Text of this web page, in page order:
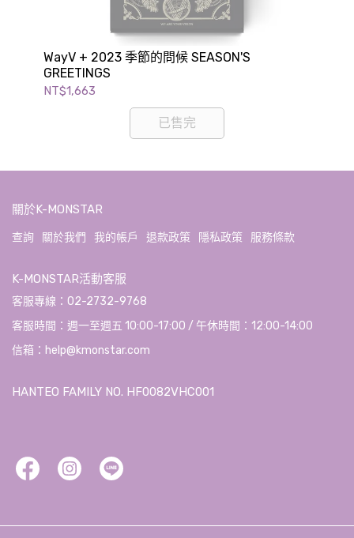
WayV + 2023 季節的問候 SEASON'S
GREETINGS
NT$1,663
已售完
關於K-MONSTAR
查詢 關於我們 我的帳戶 退款政策 隱私政策 服務條款
K-MONSTAR活動客服
客服專線：02-2732-9768
客服時間：週一至週五 10:00-17:00 / 午休時間：12:00-14:00
信箱：help@kmonstar.com
HANTEO FAMILY NO. HF0082VHC001